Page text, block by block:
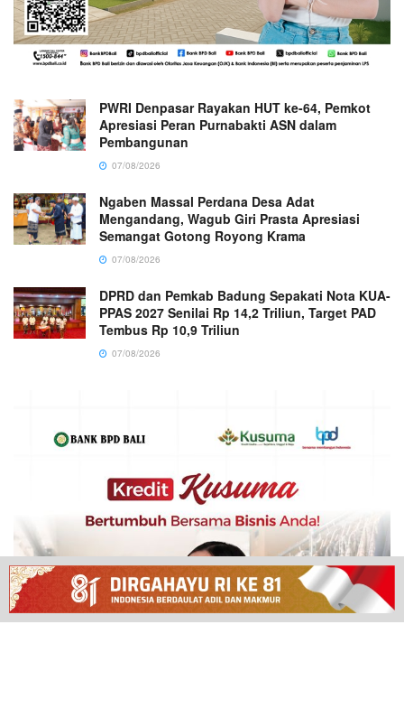
PWRI Denpasar Rayakan HUT ke-64, Pemkot
Apresiasi Peran Purnabakti ASN dalam
Pembangunan
07/08/2026
Ngaben Massal Perdana Desa Adat
Mengandang, Wagub Giri Prasta Apresiasi
Semangat Gotong Royong Krama
07/08/2026
DPRD dan Pemkab Badung Sepakati Nota KUA-
PPAS 2027 Senilai Rp 14,2 Triliun, Target PAD
Tembus Rp 10,9 Triliun
07/08/2026